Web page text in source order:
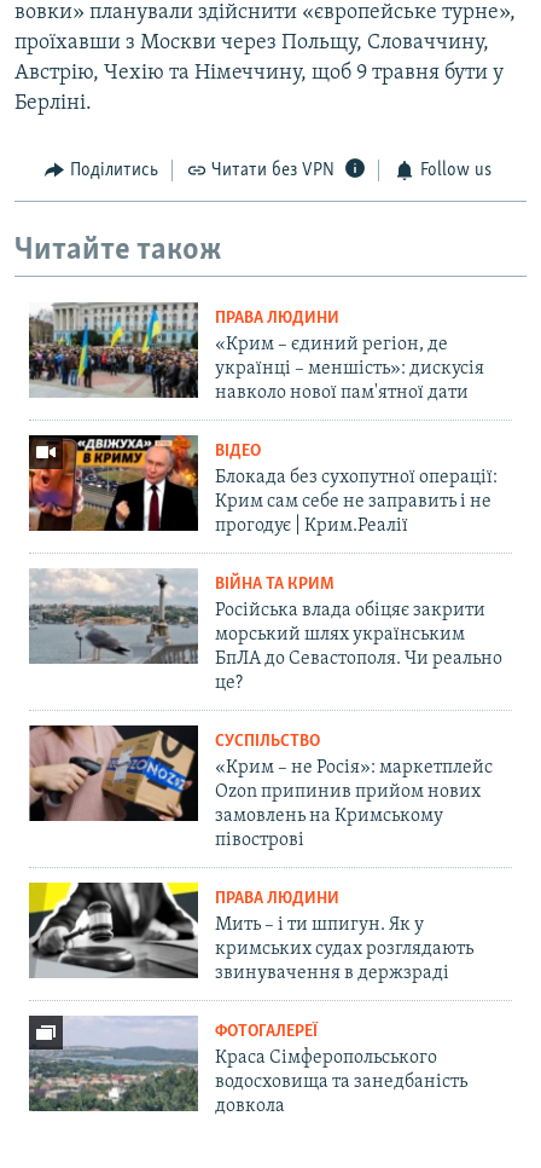
вовки» планували здійснити «європейське турне»,
проїхавши з Москви через Польщу, Словаччину,
Австрію, Чехію та Німеччину, щоб 9 травня бути у
Берліні.
Поділитись Читати без VPN Follow us
Читайте також
ПРАВА ЛЮДИНИ
«Крим – єдиний регіон, де
українці – меншість»: дискусія
навколо нової пам'ятної дати
ВІДЕО
Блокада без сухопутної операції:
Крим сам себе не заправить і не
прогодує | Крим.Реалії
ВІЙНА ТА КРИМ
Російська влада обіцяє закрити
морський шлях українським
БпЛА до Севастополя. Чи реально
це?
СУСПІЛЬСТВО
«Крим – не Росія»: маркетплейс
Ozon припинив прийом нових
замовлень на Кримському
півострові
ПРАВА ЛЮДИНИ
Мить – і ти шпигун. Як у
кримських судах розглядають
звинувачення в держзраді
ФОТОГАЛЕРЕЇ
Краса Сімферопольського
водосховища та занедбаність
довкола